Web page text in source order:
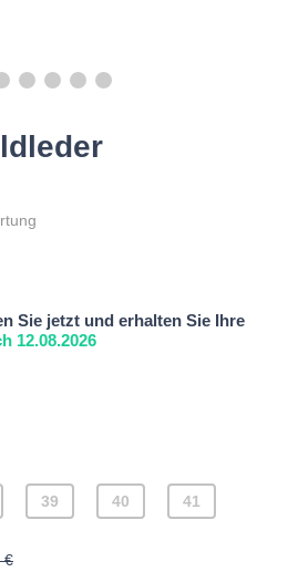
Sie jetzt und erhalten Sie Ihre
12.08.2026
39 40 41
€